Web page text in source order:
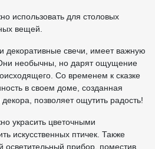
использовать для столовых
вещей.
декоративные свечи, имеет важную
необычны, но дарят ощущение
Со временем к сказке
в своем доме, созданная
позволяет ощутить радость!
украсить цветочными
искусственных птичек. Также
осветительный прибор, поместив